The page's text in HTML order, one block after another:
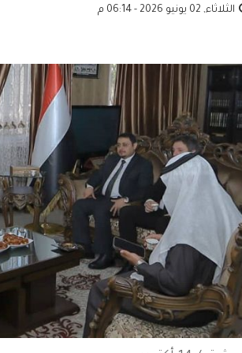
الثلاثاء, 02 يونيو 2026 - 06:14 م